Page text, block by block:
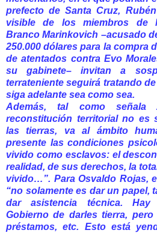
prefecto de Santa Cruz,
visible de los miembros de
Branco Marinkovich –acusado
250.000 dólares para la compra
de atentados contra Evo
su gabinete– invitan a
terrateniente seguirá tratando
siga adelante sea como sea.
Además, tal como señala
reconstitución territorial no es
las tierras, va al ámbito
presente las condiciones
vivido como esclavos: el
realidad, de sus derechos, la
vivido…”. Para Osvaldo Rojas,
“no solamente es dar un papel,
dar asistencia técnica.
Gobierno de darles tierra,
préstamos, etc. Esto está